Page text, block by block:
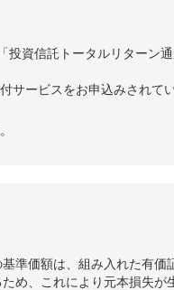
資信託トータルリターン
サービスをお申込みされて
準価額は、組み入れた有価
め、これにより元本損失が